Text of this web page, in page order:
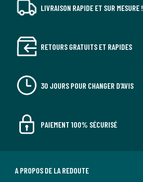
LIVRAISON RAPIDE ET SUR MESURE !
RETOURS GRATUITS ET RAPIDES
30 JOURS POUR CHANGER D'AVIS
PAIEMENT 100% SÉCURISÉ
A PROPOS DE LA REDOUTE